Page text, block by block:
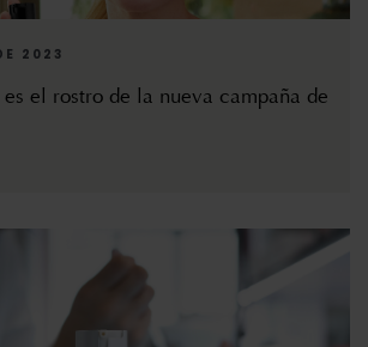
2023
el rostro de la nueva campaña de